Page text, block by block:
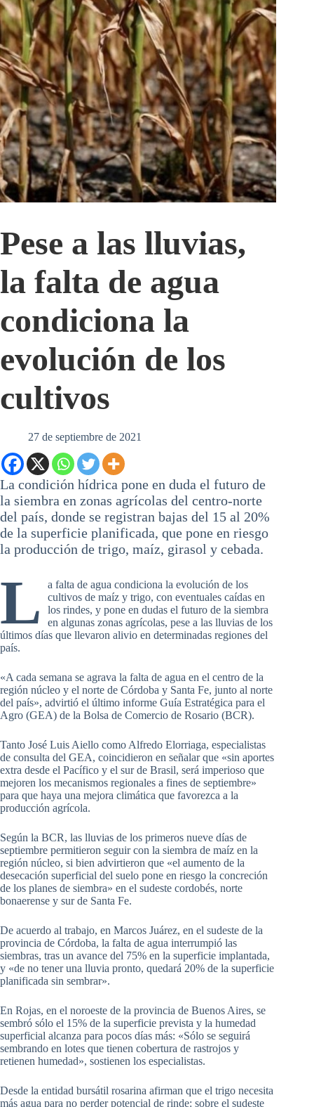
Pese a las lluvias,
la falta de agua
condiciona la
evolución de los
cultivos
27 de septiembre de 2021
La condición hídrica pone en duda el futuro de
la siembra en zonas agrícolas del centro-norte
del país, donde se registran bajas del 15 al 20%
de la superficie planificada, que pone en riesgo
la producción de trigo, maíz, girasol y cebada.
L
a falta de agua condiciona la evolución de los
cultivos de maíz y trigo, con eventuales caídas en
los rindes, y pone en dudas el futuro de la siembra
en algunas zonas agrícolas, pese a las lluvias de los
últimos días que llevaron alivio en determinadas regiones del
país.
«A cada semana se agrava la falta de agua en el centro de la
región núcleo y el norte de Córdoba y Santa Fe, junto al norte
del país», advirtió el último informe Guía Estratégica para el
Agro (GEA) de la Bolsa de Comercio de Rosario (BCR).
Tanto José Luis Aiello como Alfredo Elorriaga, especialistas
de consulta del GEA, coincidieron en señalar que «sin aportes
extra desde el Pacífico y el sur de Brasil, será imperioso que
mejoren los mecanismos regionales a fines de septiembre»
para que haya una mejora climática que favorezca a la
producción agrícola.
Según la BCR, las lluvias de los primeros nueve días de
septiembre permitieron seguir con la siembra de maíz en la
región núcleo, si bien advirtieron que «el aumento de la
desecación superficial del suelo pone en riesgo la concreción
de los planes de siembra» en el sudeste cordobés, norte
bonaerense y sur de Santa Fe.
De acuerdo al trabajo, en Marcos Juárez, en el sudeste de la
provincia de Córdoba, la falta de agua interrumpió las
siembras, tras un avance del 75% en la superficie implantada,
y «de no tener una lluvia pronto, quedará 20% de la superficie
planificada sin sembrar».
En Rojas, en el noroeste de la provincia de Buenos Aires, se
sembró sólo el 15% de la superficie prevista y la humedad
superficial alcanza para pocos días más: «Sólo se seguirá
sembrando en lotes que tienen cobertura de rastrojos y
retienen humedad», sostienen los especialistas.
Desde la entidad bursátil rosarina afirman que el trigo necesita
más agua para no perder potencial de rinde: sobre el sudeste